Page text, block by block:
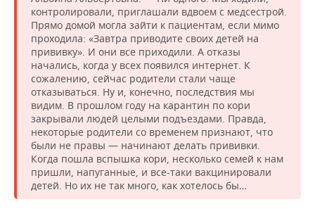
контролировали, приглашали вдвоем с медсестрой.
Прямо домой могла зайти к пациентам, если мимо
проходила: «Завтра приводите своих детей на
прививку». И они все приходили. А отказы
начались, когда у всех появился интернет. К
сожалению, сейчас родители стали чаще
отказываться. Ну и, конечно, последствия мы
видим. В прошлом году на карантин по кори
закрывали людей целыми подъездами. Правда,
некоторые родители со временем признают, что
были не правы — начинают делать прививки.
Когда пошла вспышка кори, несколько семей к нам
пришли, напуганные, и все-таки вакцинировали
детей. Но их не так много, как хотелось бы…